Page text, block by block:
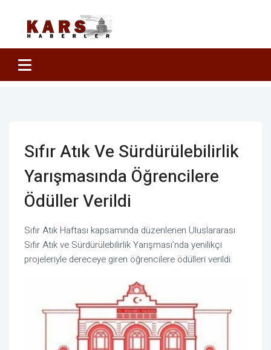
Sıfır Atık Ve Sürdürülebilirlik
Yarışmasında Öğrencilere
Ödüller Verildi
Sıfır Atık Haftası kapsamında düzenlenen Uluslararası
Sıfır Atık ve Sürdürülebilirlik Yarışması’nda yenilikçi
projeleriyle dereceye giren öğrencilere ödülleri verildi.